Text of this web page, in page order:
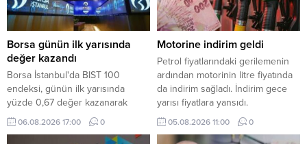
Borsa günün ilk yarısında
değer kazandı
Borsa İstanbul'da BIST 100
endeksi, günün ilk yarısında
yüzde 0,67 değer kazanarak
13.795,08 puana yükseldi.
06.08.2026 17:00 0
Motorine indirim geldi
Petrol fiyatlarındaki gerilemenin
ardından motorinin litre fiyatında
da indirim sağladı. İndirim gece
yarısı fiyatlara yansıdı.
05.08.2026 11:00 0